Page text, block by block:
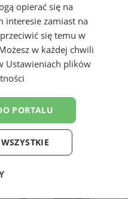
Do Żor
reportażyści
opierać się na
interesie zamiast na
się temu w
w każdej chwili
Ustawieniach plików
PORTALU